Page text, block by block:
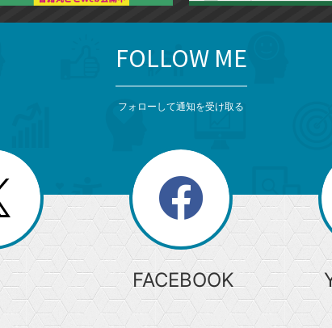
search検
索
FOLLOW ME
フォローして通知を受け取る
FACEBOOK